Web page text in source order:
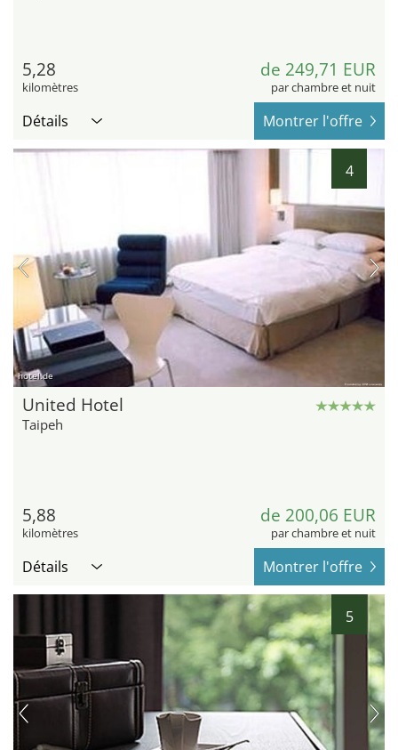
5,28
kilomètres
de 249,71 EUR
par chambre et nuit
Détails Montrer l'offre
4
hotel.de
United Hotel
Taipeh
5,88
kilomètres
de 200,06 EUR
par chambre et nuit
Détails Montrer l'offre
5